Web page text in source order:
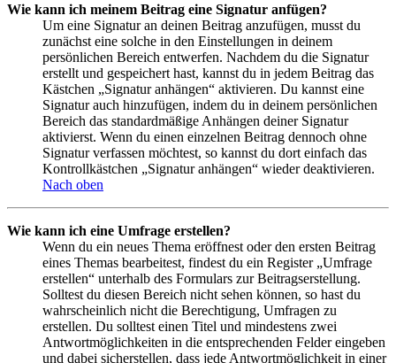
Wie kann ich meinem Beitrag eine Signatur anfügen?
Um eine Signatur an deinen Beitrag anzufügen, musst du
zunächst eine solche in den Einstellungen in deinem
persönlichen Bereich entwerfen. Nachdem du die Signatur
erstellt und gespeichert hast, kannst du in jedem Beitrag das
Kästchen „Signatur anhängen“ aktivieren. Du kannst eine
Signatur auch hinzufügen, indem du in deinem persönlichen
Bereich das standardmäßige Anhängen deiner Signatur
aktivierst. Wenn du einen einzelnen Beitrag dennoch ohne
Signatur verfassen möchtest, so kannst du dort einfach das
Kontrollkästchen „Signatur anhängen“ wieder deaktivieren.
Nach oben
Wie kann ich eine Umfrage erstellen?
Wenn du ein neues Thema eröffnest oder den ersten Beitrag
eines Themas bearbeitest, findest du ein Register „Umfrage
erstellen“ unterhalb des Formulars zur Beitragserstellung.
Solltest du diesen Bereich nicht sehen können, so hast du
wahrscheinlich nicht die Berechtigung, Umfragen zu
erstellen. Du solltest einen Titel und mindestens zwei
Antwortmöglichkeiten in die entsprechenden Felder eingeben
und dabei sicherstellen, dass jede Antwortmöglichkeit in einer